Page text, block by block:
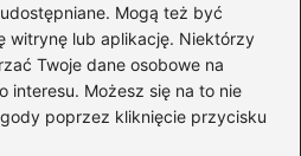
Mogą też być
witrynę lub aplikację. Niektórzy
Twoje dane osobowe na
interesu. Możesz się na to nie
poprzez kliknięcie przycisku
zostanie opublikowany.
*